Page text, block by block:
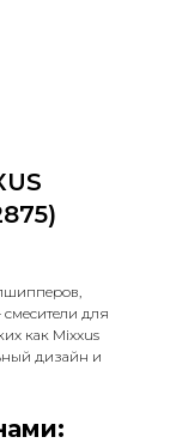
для
как Mixxus
дизайн и